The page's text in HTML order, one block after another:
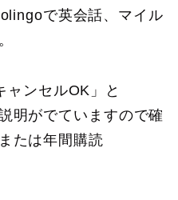
で英会話、マイル
ャンセルOK」と
がでていますので確
たは年間購読